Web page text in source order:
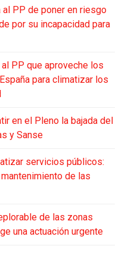
al PP de poner en riesgo
por su incapacidad para
PP que aproveche los
para climatizar los
en el Pleno la bajada del
y Sanse
servicios públicos:
de las
de las zonas
una actuación urgente